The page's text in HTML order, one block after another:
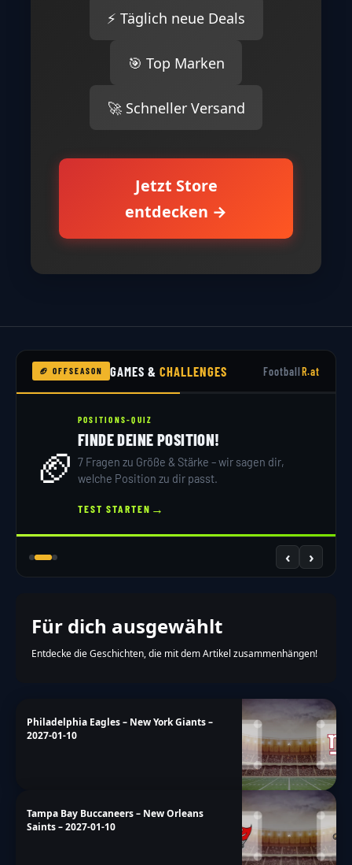
⚡ Täglich neue Deals
🎯 Top Marken
🚀 Schneller Versand
Jetzt Store
entdecken →
🏈 OFFSEASON GAMES &CHALLENGES FootballR.at
🏈
POSITIONS-QUIZ
FINDE DEINE POSITION!
7 Fragen zu Größe & Stärke – wir sagen dir,
welche Position zu dir passt.
TEST STARTEN →
‹ ›
Für dich ausgewählt
Entdecke die Geschichten, die mit dem Artikel zusammenhängen!
Philadelphia Eagles – New York Giants –
2027-01-10
Tampa Bay Buccaneers – New Orleans
Saints – 2027-01-10